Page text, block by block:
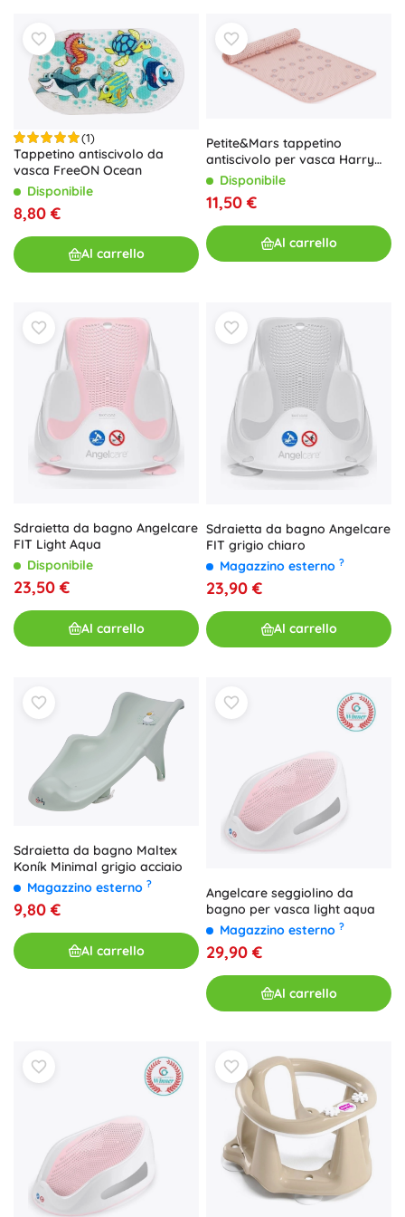
(1)
Tappetino antiscivolo da
vasca FreeON Ocean
Disponibile
8,80 €
Al carrello
Petite&Mars tappetino
antiscivolo per vasca Harry
extra lungo 91 × 43 cm
Disponibile
11,50 €
Al carrello
Sdraietta da bagno Angelcare
FIT Light Aqua
Disponibile
23,50 €
Al carrello
Sdraietta da bagno Angelcare
FIT grigio chiaro
Magazzino esterno ?
23,90 €
Al carrello
Sdraietta da bagno Maltex
Koník Minimal grigio acciaio
Magazzino esterno ?
9,80 €
Al carrello
Angelcare seggiolino da
bagno per vasca light aqua
Magazzino esterno ?
29,90 €
Al carrello